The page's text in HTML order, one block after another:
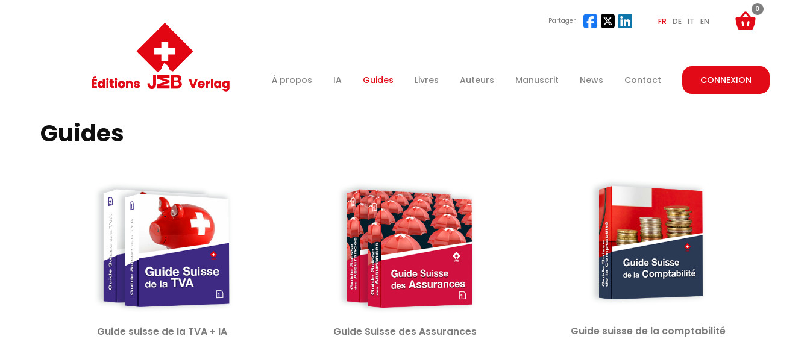
À propos IA Guides Livres Auteurs Manuscrit News Contact CONNEXION
Partager FR DE IT EN
0
Guides
Guide suisse de la TVA + IA Guide Suisse des Assurances Guide suisse de la comptabilité